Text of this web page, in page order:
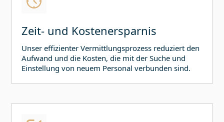
Zeit- und Kostenersparnis
Unser effizienter Vermittlungsprozess reduziert den
Aufwand und die Kosten, die mit der Suche und
Einstellung von neuem Personal verbunden sind.